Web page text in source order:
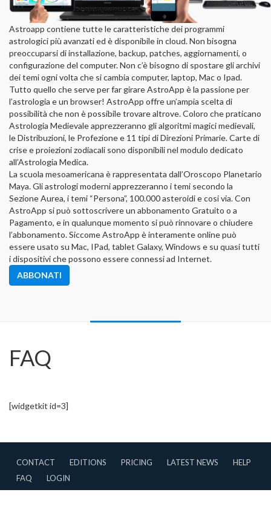
Astroapp contiene tutte le caratteristiche dei programmi
astrologici più avanzati ed è disponibile in cloud. Non bisogna
preoccuparsi di installazione, backup, patches, aggiornamenti, o
configurazione del computer. Non c’è bisogno di spostare gli archivi
dei temi ogni volta che si cambia computer, laptop, Mac o Ipad.
Tutto quello che serve per far girare AstroApp è la passione per
l’astrologia e un browser! AstroApp offre un’ampia scelta di
possibilità che non è possibile trovare altrove. Coloro che praticano
Astrologia Medievale apprezzeranno gli algoritmi magici medievali,
le Distribuzioni, le Profezione e 11 tipi di Direzioni Primarie. Carte di
crise e proiezioni zodiacali sono disponibili nel modulo dedicato
all’Astrologia Medica.
La scuola mesoamericana è rappresentata dall’Oroscopo Planetario
Maya. Gli astrologi moderni apprezzeranno i temi secondo la
Sezione Aurea, i temi “Persona”, 100.000 asteroidi e cosi via. Con
AstroApp si può sottoscrivere un abbonamento Gratuito o a
Pagamento, e in qualunque momento si può rinnovare o chiudere
l’abbonamento. Siccome AstroApp è interamente online può
essere usato su Mac, IPad, tablet Galaxy, Windows e su quasi tutti
i dispositivi che possono essere connessi ad Internet.
ABBONATI
FAQ
[widgetkit id=3]
CONTACT EDITIONS PRICING LATEST NEWS
HELP
FAQ
LOGIN